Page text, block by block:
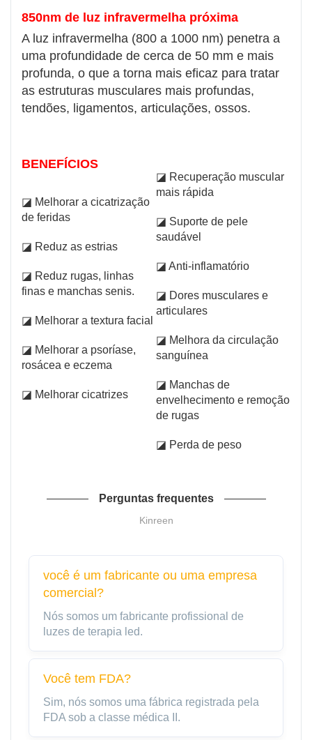
850nm de luz infravermelha próxima
A luz infravermelha (800 a 1000 nm) penetra a
uma profundidade de cerca de 50 mm e mais
profunda, o que a torna mais eficaz para tratar
as estruturas musculares mais profundas,
tendões, ligamentos, articulações, ossos.
BENEFÍCIOS
◪ Melhorar a cicatrização
de feridas
◪ Reduz as estrias
◪ Reduz rugas, linhas
finas e manchas senis.
◪ Melhorar a textura facial
◪ Melhorar a psoríase,
rosácea e eczema
◪ Melhorar cicatrizes
◪ Recuperação muscular
mais rápida
◪ Suporte de pele
saudável
◪ Anti-inflamatório
◪ Dores musculares e
articulares
◪ Melhora da circulação
sanguínea
◪ Manchas de
envelhecimento e remoção
de rugas
◪ Perda de peso
Perguntas frequentes
Kinreen
você é um fabricante ou uma empresa
comercial?
Nós somos um fabricante profissional de
luzes de terapia led.
Você tem FDA?
Sim, nós somos uma fábrica registrada pela
FDA sob a classe médica II.